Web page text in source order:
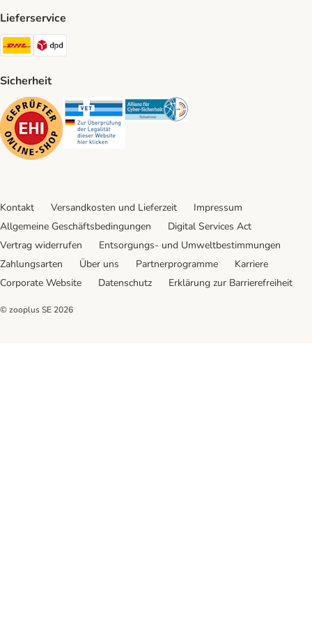
Lieferservice
DHL Shipping Method
Sicherheit
Security Security Security
Kontakt Versandkosten und Lieferzeit
Impressum
Allgemeine Geschäftsbedingungen
Digital Services Act
Vertrag widerrufen
Entsorgungs- und Umweltbestimmungen
Zahlungsarten
Über uns Partnerprogramme
Karriere
Corporate Website
Datenschutz Erklärung zur Barrierefreiheit
© zooplus SE 2026